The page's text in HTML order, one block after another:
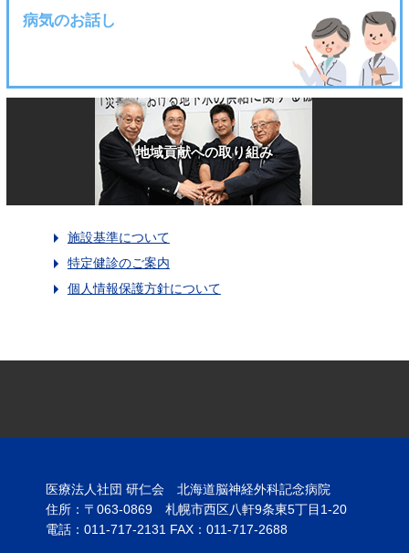
病気のお話し
地域貢献への取り組み
施設基準について
特定健診のご案内
個人情報保護方針について
医療法人社団 研仁会 北海道脳神経外科記念病院
住所：〒063-0869 札幌市西区八軒9条東5丁目1-20
電話：011-717-2131 FAX：011-717-2688